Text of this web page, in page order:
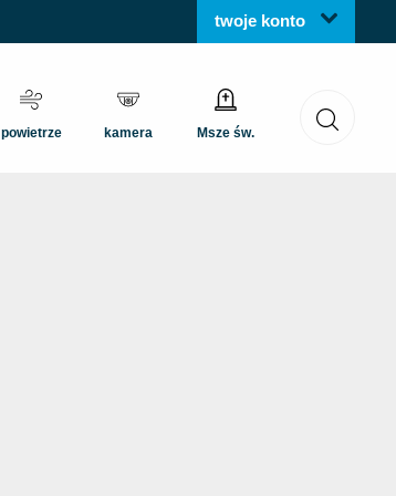
twoje konto
powietrze kamera Msze św.